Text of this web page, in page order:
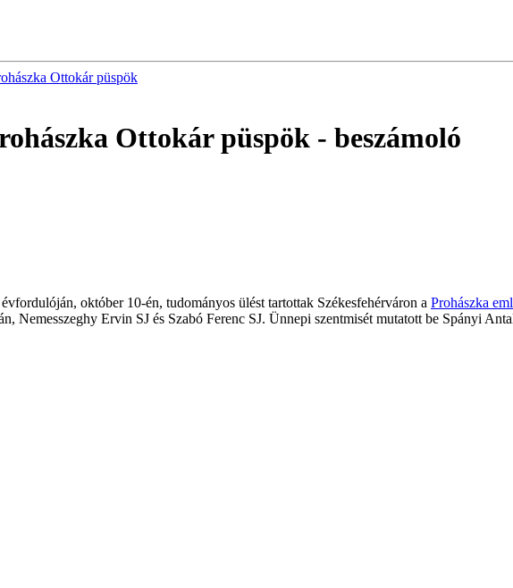
Ottokár püspök
Ottokár püspök - beszámoló
október 10-én, tudományos ülést tartottak Székesfehérváron a Prohászka
Nemesszeghy Ervin SJ és Szabó Ferenc SJ. Ünnepi szentmisét mutatott be Spányi